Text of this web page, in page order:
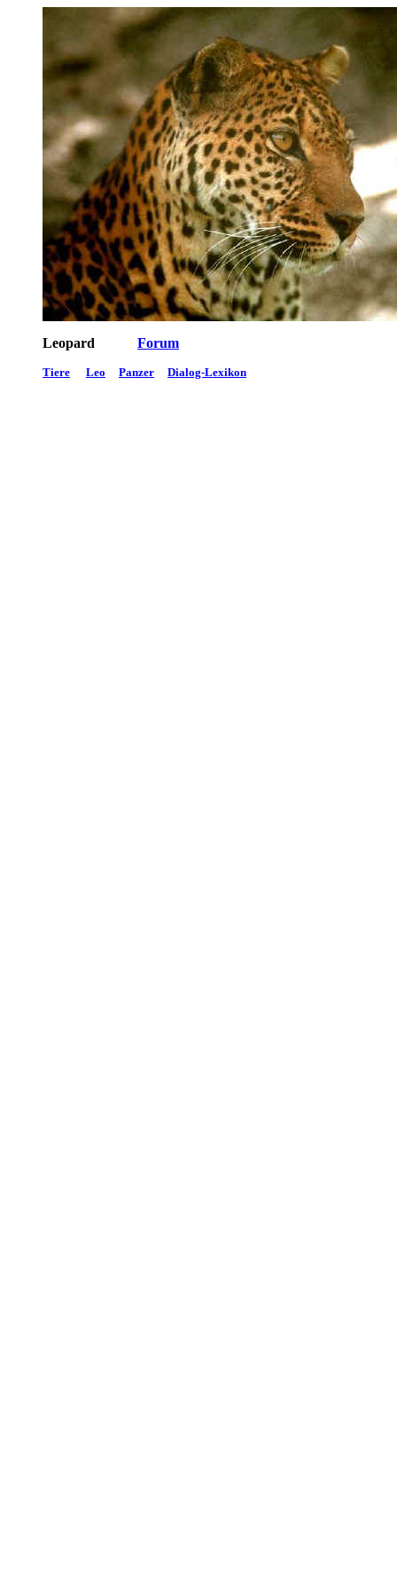
Leopard Forum
Tiere Leo Panzer Dialog-Lexikon